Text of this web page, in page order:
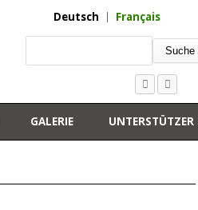
Deutsch
Français
GALERIE UNTERSTÜTZER